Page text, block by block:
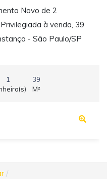
Novo de 2
à venda, 39
- São Paulo/SP
1
39
M²